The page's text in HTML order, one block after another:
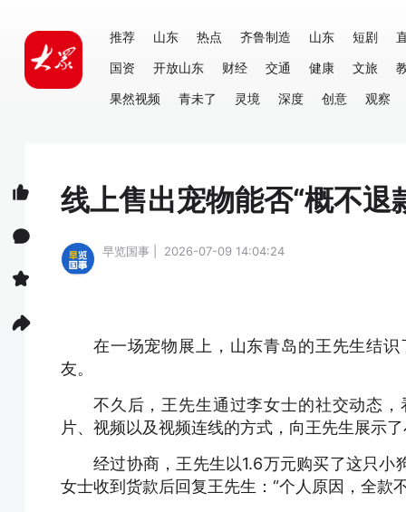
推荐 山东 热点 齐鲁制造 山东 短剧
国资
开放山东 财经 交通 健康 文旅
果然视频
青未了 灵境 深度 创意 观察
线上售出宠物能否“概不退
早览国事 | 2026-07-09 14:04:24
在一场宠物展上，山东青岛的王先生结
友。
不久后，王先生通过李女士的社交动态
片、视频以及视频连线的方式，向王先生展示
经过协商，王先生以1.6万元购买了这只
女士收到货款后回复王先生：“个人原因，全款